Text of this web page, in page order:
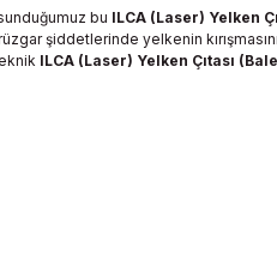
bu ILCA (Laser) Yelken
şiddetlerinde yelkenin
ILCA (Laser) Yelken Çıtası